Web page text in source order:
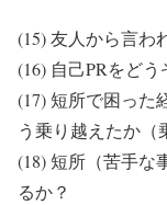
(15) 友人から言わ
(16) 自己PRをど
(17) 短所で困った
う乗り越えたか（
(18) 短所（苦手な
るか？